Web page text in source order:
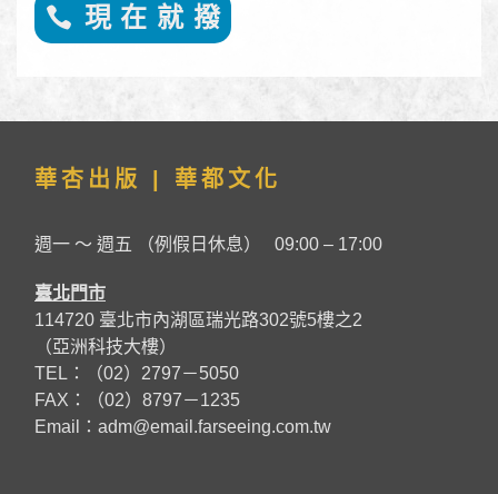
現 在 就 撥
華杏出版 | 華都文化
週一 ～ 週五 （例假日休息） 09:00 – 17:00
臺北門市
114720 臺北市內湖區瑞光路302號5樓之2
（亞洲科技大樓）
TEL：（02）2797－5050
FAX：（02）8797－1235
Email： adm@email.farseeing.com.tw